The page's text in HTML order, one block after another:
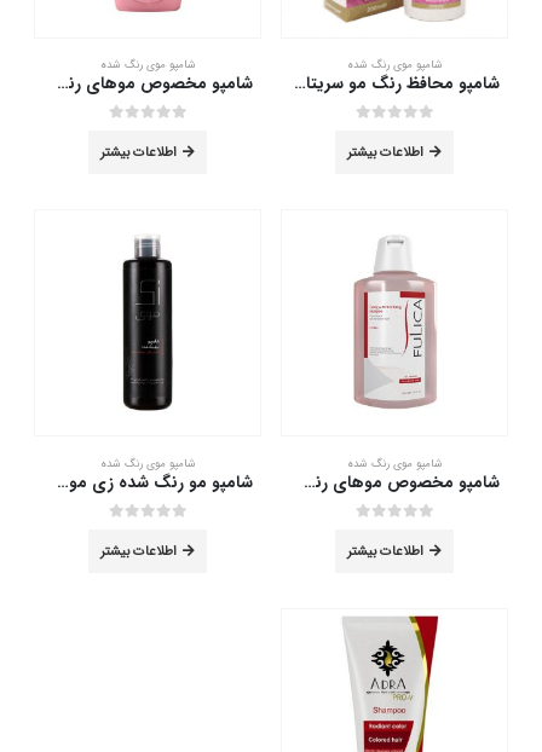
شامپو موی رنگ شده
شامپو محافظ رنگ مو سریتا مدل beauty حجم 200 میلی لیتر
اطلاعات بیشتر
شامپو موی رنگ شده
شامپو مخصوص موهای رنگ شده آی پلاس 250 میلی لیتر
اطلاعات بیشتر
شامپو موی رنگ شده
شامپو مخصوص موهای رنگ شده فولیکا 200 میلی لیتر
اطلاعات بیشتر
شامپو موی رنگ شده
شامپو مو رنگ شده زی موی 250 میلی لیتر
اطلاعات بیشتر